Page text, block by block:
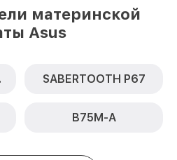
материнской
Asus
SABERTOOTH P67
B75M-A